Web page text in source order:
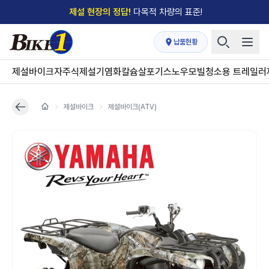
제설 현장의 정답! 다목적 차량의 표준!
제설장비 납품현황안내 →
'국내 유일'의 특허 제설 시스템보유기업
전국이 선택한제설·다목적 장비 전문기업
납품현황
제설바이크자주식제설기 염화칼슘살포기 스노우모빌청소용 트레일러
제설바이크 제설바이크(ATV)